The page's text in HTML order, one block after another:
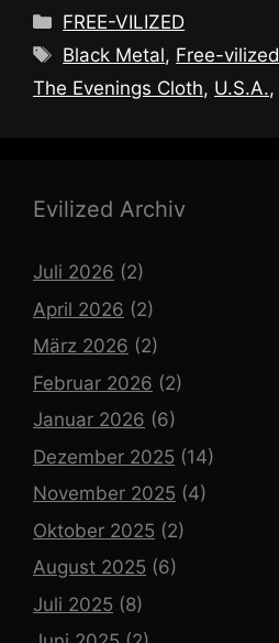
Kategorien
FREE-VILIZED
Schlagwörter
Black Metal, Free-vilized
The Evenings Cloth, U.S.A.,
Evilized Archiv
Juli 2026 (2)
April 2026 (2)
März 2026 (2)
Februar 2026 (2)
Januar 2026 (6)
Dezember 2025 (14)
November 2025 (4)
Oktober 2025 (2)
August 2025 (6)
Juli 2025 (8)